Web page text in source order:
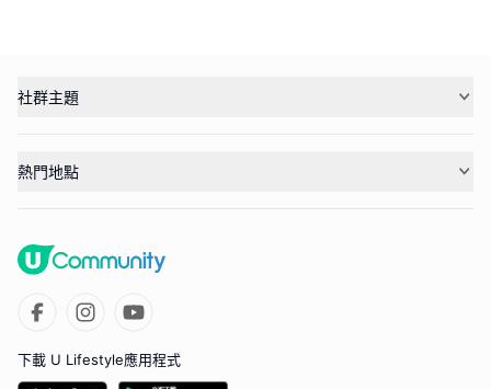
社群主題
熱門地點
下載 U Lifestyle應用程式